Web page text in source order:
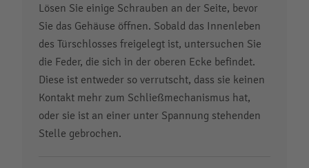
Lösen Sie einige Schrauben an der Seite, bevor
Sie das Gehäuse öffnen. Sobald das Innenleben
des Türschlosses freigelegt ist, untersuchen Sie
die Feder, die sich in der oberen Ecke befindet.
Diese ist entweder so verrutscht, dass sie keinen
Kontakt mehr zum Schließmechanismus hat,
oder sie ist an einer unter Spannung stehenden
Stelle gebrochen.